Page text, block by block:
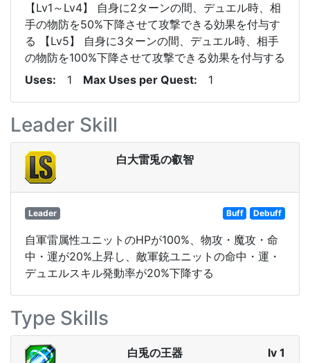
【Lv1～Lv4】 自身に2ターンの間、デュエル時、相
手の物防を50%下降させて攻撃できる効果を付与す
る 【Lv5】 自身に3ターンの間、デュエル時、相手
の物防を100%下降させて攻撃できる効果を付与する
Uses
1 Max Uses per Quest 1
Leader Skill
白大雷兎の叡智
Leader Buff Debuff
自軍雷属性ユニットのHPが100%、物攻・魔攻・命
中・運が20%上昇し、敵軍銃ユニットの命中・運・
デュエルスキル発動率が20%下降する
Type Skills
白兎の王器 lv 1